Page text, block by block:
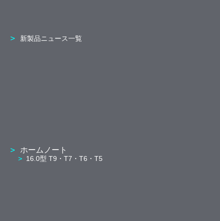
新製品ニュース一覧
ホームノート
16.0型 T9・T7・T6・T5